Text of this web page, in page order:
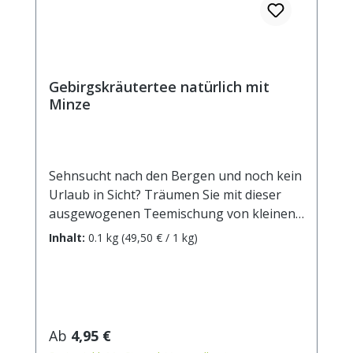
Gebirgskräutertee natürlich mit
Minze
Sehnsucht nach den Bergen und noch kein
Urlaub in Sicht? Träumen Sie mit dieser
ausgewogenen Teemischung von kleinen
Dörfern, grünen Weiden, glitzernden Seen
Nanaminze(16,8%),
Pfefferminzblätter(12%), grüner Hafer,
Inhalt: 0.1 kg (49,50 € / 1 kg)
Regulärer Preis:
Ab 4,95 €